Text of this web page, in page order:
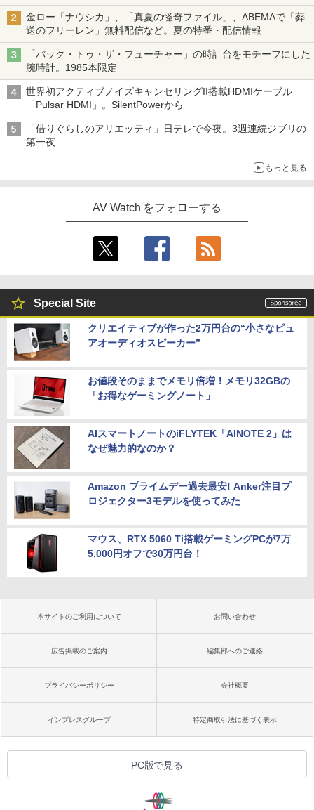
金ロー「ナウシカ」、「真夏の怪奇ファイル」、ABEMAで「葬
送のフリーレン」無料配信など。夏の特番・配信情報
「バック・トゥ・ザ・フューチャー」の時計台をモチーフにした
腕時計。1985本限定
世界初アクティブノイズキャンセリングII搭載HDMIケーブル
「Pulsar HDMI」。SilentPowerから
「借りぐらしのアリエッティ」日テレで今夜。3週連続ジブリの
第一夜
もっと見る
AV Watch をフォローする
Special Site
クリエイティブが作った2万円台の“小さなピュ
アオーディオスピーカー”
お値段そのままでメモリ倍増！メモリ32GBの
「お得なゲーミングノート」
AIスマートノートのiFLYTEK「AINOTE 2」は
なぜ魅力的なのか？
Amazon プライムデー過去最安! Anker注目プ
ロジェクター3モデルを使ってみた
マウス、RTX 5060 Ti搭載ゲーミングPCが7万
5,000円オフで30万円台！
本サイトのご利用について お問い合わせ
広告掲載のご案内 編集部へのご連絡
プライバシーポリシー 会社概要
インプレスグループ 特定商取引法に基づく表示
PC版で見る